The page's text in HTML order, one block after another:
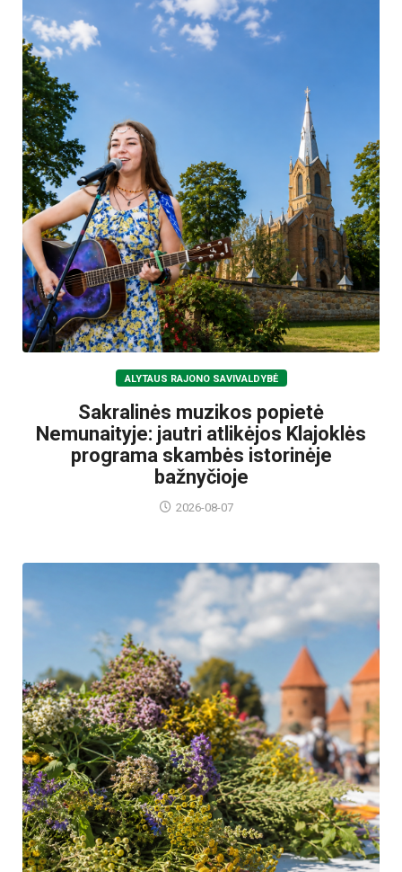
ALYTAUS RAJONO SAVIVALDYBĖ
Sakralinės muzikos popietė
Nemunaityje: jautri atlikėjos Klajoklės
programa skambės istorinėje
bažnyčioje
2026-08-07